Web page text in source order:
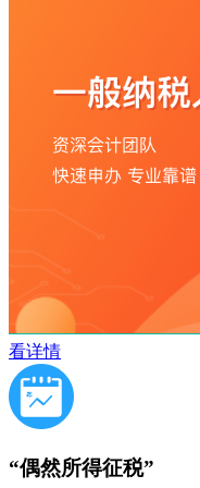
看详情
“偶然所得征税”